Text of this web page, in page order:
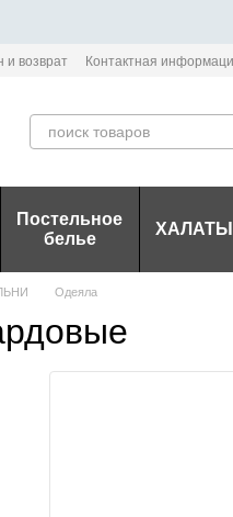
и возврат Контактная
приложения Edem-Textile
Постельное
белье
ХАЛАТЫ
Одеяла